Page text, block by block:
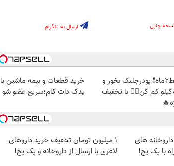
چاپی ارسال به تلگرام
فقط2ماه❗ پودرجلبک بخور و
تا8کیلو کم کن👌🏻 با تخفیف
خرید قطعات و بیمه ماشین با
یدک دات کام؛سریع عضو شو
های
با پک یخ!
1 میلیون تومان تخفیف خرید داروهای
لاغری با ارسال از داروخانه و پک یخ!